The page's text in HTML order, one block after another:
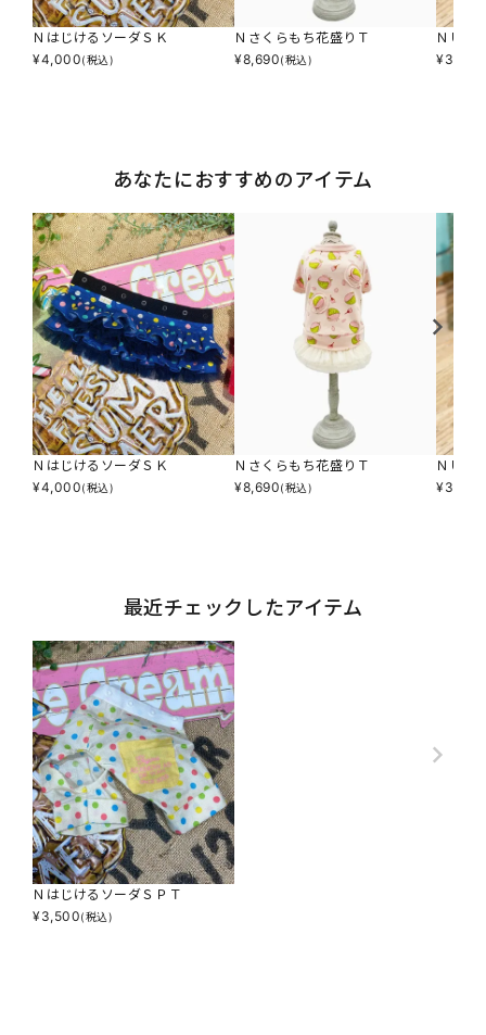
ＮはじけるソーダＳＫ
¥4,000(税込)
Ｎさくらもち花盛りＴ
¥8,690(税込)
ＮＵＶ
¥3,916
あなたにおすすめのアイテム
ＮはじけるソーダＳＫ
¥4,000(税込)
Ｎさくらもち花盛りＴ
¥8,690(税込)
ＮＵＶ
¥3,916
最近チェックしたアイテム
ＮはじけるソーダＳＰＴ
¥3,500(税込)